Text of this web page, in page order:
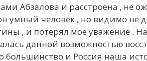
Абзалова и расстроена , не
умный человек , но видимо не
, и потерял мое уважение .
данной возможностью
большинство и Россия наша